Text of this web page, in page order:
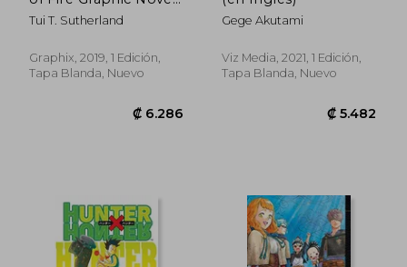
#2) (en Inglés)
Tui T. Sutherland
Graphix, 2019, 1 Edición,
Tapa Blanda, Nuevo
Gege Akutami
Viz Media, 2021, 1 Edición,
Tapa Blanda, Nuevo